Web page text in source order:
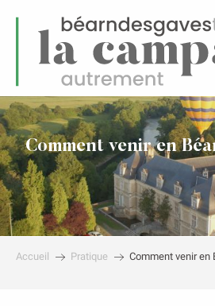
Menu
Comment venir en
Accueil Pratique Comment venir en